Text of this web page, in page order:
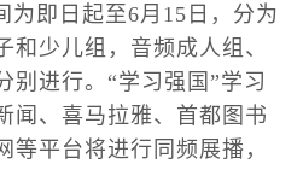
即日起至6月15日，分为
和少儿组，音频成人组、
别进行。“学习强国”学习
闻、喜马拉雅、首都图书
等平台将进行同频展播，